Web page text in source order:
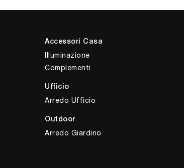
Accessori Casa
Illuminazione
Complementi
Ufficio
Arredo Ufficio
Outdoor
Arredo Giardino